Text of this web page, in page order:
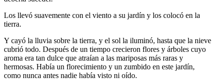
Los llevó suavemente con el viento a su jardín y los colocó en la
tierra.
Y cayó la lluvia sobre la tierra, y el sol la iluminó, hasta que la nieve
cubrió todo. Después de un tiempo crecieron flores y árboles cuyo
aroma era tan dulce que atraían a las mariposas más raras y
hermosas. Había un florecimiento y un zumbido en este jardín,
como nunca antes nadie había visto ni oído.